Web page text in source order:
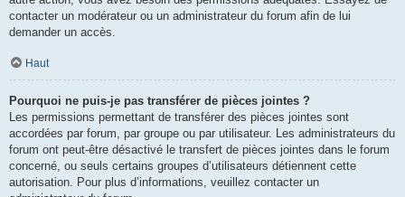
contacter un modérateur ou un administrateur du forum afin de lui
demander un accès.
Haut
Pourquoi ne puis-je pas transférer de pièces jointes ?
Les permissions permettant de transférer des pièces jointes sont
accordées par forum, par groupe ou par utilisateur. Les administrateurs du
forum ont peut-être désactivé le transfert de pièces jointes dans le forum
concerné, ou seuls certains groupes d’utilisateurs détiennent cette
autorisation. Pour plus d’informations, veuillez contacter un